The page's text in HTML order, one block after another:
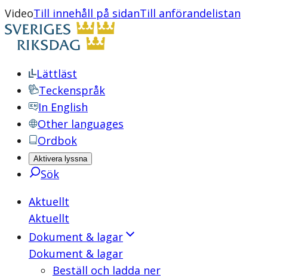
VideoTill innehåll på sidanTill anförandelistan
Lättläst
Teckenspråk
In English
Other languages
Ordbok
Aktivera lyssna
Sök
Aktuellt
Aktuellt
Dokument & lagar
Dokument & lagar
Beställ och ladda ner